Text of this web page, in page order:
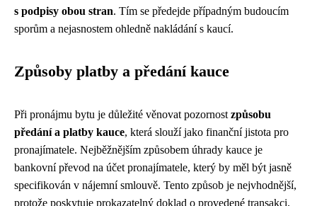
s podpisy obou stran. Tím se předejde případným budoucím
sporům a nejasnostem ohledně nakládání s kaucí.
Způsoby platby a předání kauce
Při pronájmu bytu je důležité věnovat pozornost způsobu
předání a platby kauce, která slouží jako finanční jistota pro
pronajímatele. Nejběžnějším způsobem úhrady kauce je
bankovní převod na účet pronajímatele, který by měl být jasně
specifikován v nájemní smlouvě. Tento způsob je nejvhodnější,
protože poskytuje prokazatelný doklad o provedené transakci.